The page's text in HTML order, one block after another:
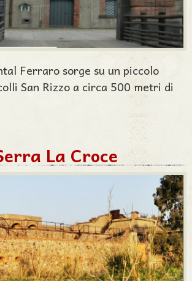
Ferraro sorge su un piccolo
San Rizzo a circa 500 metri di
La Croce